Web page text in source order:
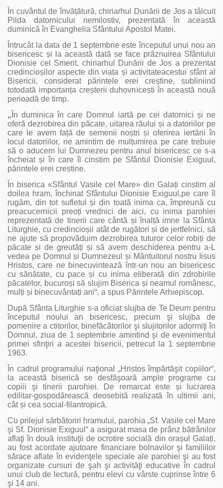
În cuvântul de învățătură, chiriarhul Dunării de Jos a tâlcuit
Pilda datornicului nemilostiv, prezentată în această
duminică în Evanghelia Sfântului Apostol Matei.
Întrucât la data de 1 septembrie este începutul unui nou an
bisericesc și la această dată se face prăznuirea Sfântului
Dionisie cel Smerit, chiriarhul Dunării de Jos a prezentat
credincioșilor aspecte din viața și activitateacestui sfânt al
Bisericii, considerat părintele erei creștine, subliniind
totodată importanța creșterii duhovnicești în această nouă
perioadă de timp.
„ În duminica în care Domnul iartă pe cei datornici și ne
oferă dezrobirea din păcate, uitarea răului și a datoriilor pe
care le avem față de semenii noștri și oferirea iertării în
locul datoriilor, ne amintim de mulțumirea pe care trebuie
să o aducem lui Dumnezeu pentru anul bisericesc ce s-a
încheiat și în care îl cinstim pe Sfântul Dionisie Exiguul,
părintele erei creștine.
În biserica «Sfântul Vasile cel Mare» din Galați cinstim al
doilea hram, închinat Sfântului Dionisie Exiguul,pe care îl
rugăm, din tot sufletul și din toată inima ca, împreună cu
preacucernicii preoți vrednici de aici, cu inima parohiei
reprezentată de tinerii care cântă și înalță imne la Sfânta
Liturghie, cu credincioșii atât de rugători și de jertfelnici, să
ne ajute să propovăduim dezrobirea tuturor celor robiți de
păcate și de greutăți și să avem deschiderea pentru a-L
vedea pe Domnul și Dumnezeul și Mântuitorul nostru Iisus
Hristos, care ne binecuvintează într-un nou an bisericesc
cu sănătate, cu pace și cu inima eliberată din zdrobirile
păcatelor, bucuroși să slujim Biserica și neamul românesc,
mulți și binecuvântați ani“, a spus Părintele Arhiepiscop.
După Sfânta Liturghie s-a oficiat slujba de Te Deum pentru
începutul noului an bisericesc, precum şi slujba de
pomenire a ctitorilor, binefăcătorilor şi slujitorilor adormiţi în
Domnul, ziua de 1 septembrie amintind şi de evenimentul
primei sfinţiri a acestei bisericii, petrecut la 1 septembrie
1963.
În cadrul programului naţional „Hristos împărtăşit copiilor“,
la această biserică se desfăşoară ample programe cu
copiii şi tinerii parohiei. De remarcat este și lucrarea
edilitar-gospodărească deosebită realizată în ultimii ani,
cât și cea social-filantropică.
Cu prilejul sărbătoriri hramului, parohia „Sf. Vasile cel Mare
şi Sf. Dionisie Exiguul“ a asigurat masa de prânz bătrânilor
aflaţi în două instituţii de ocrotire socială din orașul Galați,
au fost acordate ajutoare financiare bolnavilor şi familiilor
sărace aflate în evidenţele speciale ale parohiei şi au fost
organizate cursuri de şah şi activităţi educative în cadrul
unui club de lectură, pentru elevi cu vârste cuprinse între 6
şi 14 ani.